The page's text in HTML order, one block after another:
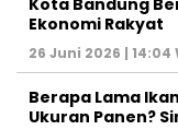
Kota Bandung
Ekonomi Rakyat
26 Juni 2026 | 14:04
Berapa Lama
Ukuran Panen?